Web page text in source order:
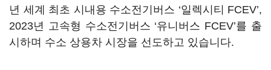
년 세계 최초 시내용 수소전기버스 ‘일렉시티 FCEV’,
2023년 고속형 수소전기버스 ‘유니버스 FCEV’를 출
시하며 수소 상용차 시장을 선도하고 있습니다.